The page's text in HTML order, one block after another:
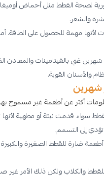
والشعر.
لأنها مهمة للحصول على
والأسنان القوية.
شهرين
أكثر عن أطعمة غير مسموح
سواء قدمت نيئة أو مطهية
إلى التسمم.
أطعمة ضارة للقطط الصغيرة
والكلاب ولكن ذلك الأمر